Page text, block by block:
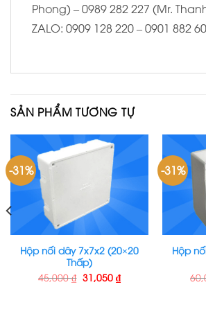
Phong) – 0989 282 227 (Mr.
ZALO: 0909 128 220 – 0901 882
SẢN PHẨM TƯƠNG TỰ
-31%
Hộp nối dây 7x7x2 (20×20
Thấp)
45,000₫ 31,050 ₫
-31%
Hộp